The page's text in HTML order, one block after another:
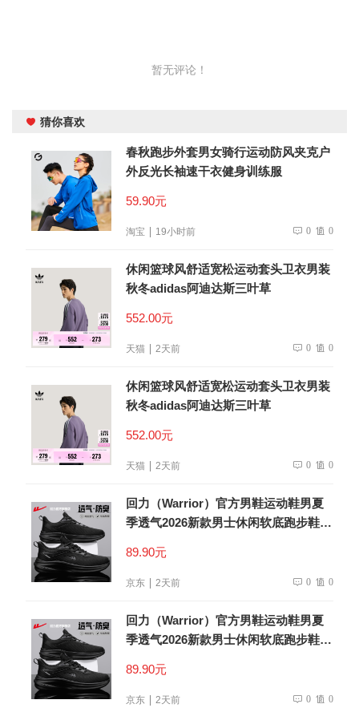
暂无评论！
猜你喜欢
春秋跑步外套男女骑行运动防风夹克户
外反光长袖速干衣健身训练服
59.90元
淘宝 19小时前 0 0
休闲篮球风舒适宽松运动套头卫衣男装
秋冬adidas阿迪达斯三叶草
552.00元
天猫 2天前 0 0
休闲篮球风舒适宽松运动套头卫衣男装
秋冬adidas阿迪达斯三叶草
552.00元
天猫 2天前 0 0
回力（Warrior）官方男鞋运动鞋男夏
季透气2026新款男士休闲软底跑步鞋子
89.90元
京东 2天前 0 0
回力（Warrior）官方男鞋运动鞋男夏
季透气2026新款男士休闲软底跑步鞋子
89.90元
京东 2天前 0 0